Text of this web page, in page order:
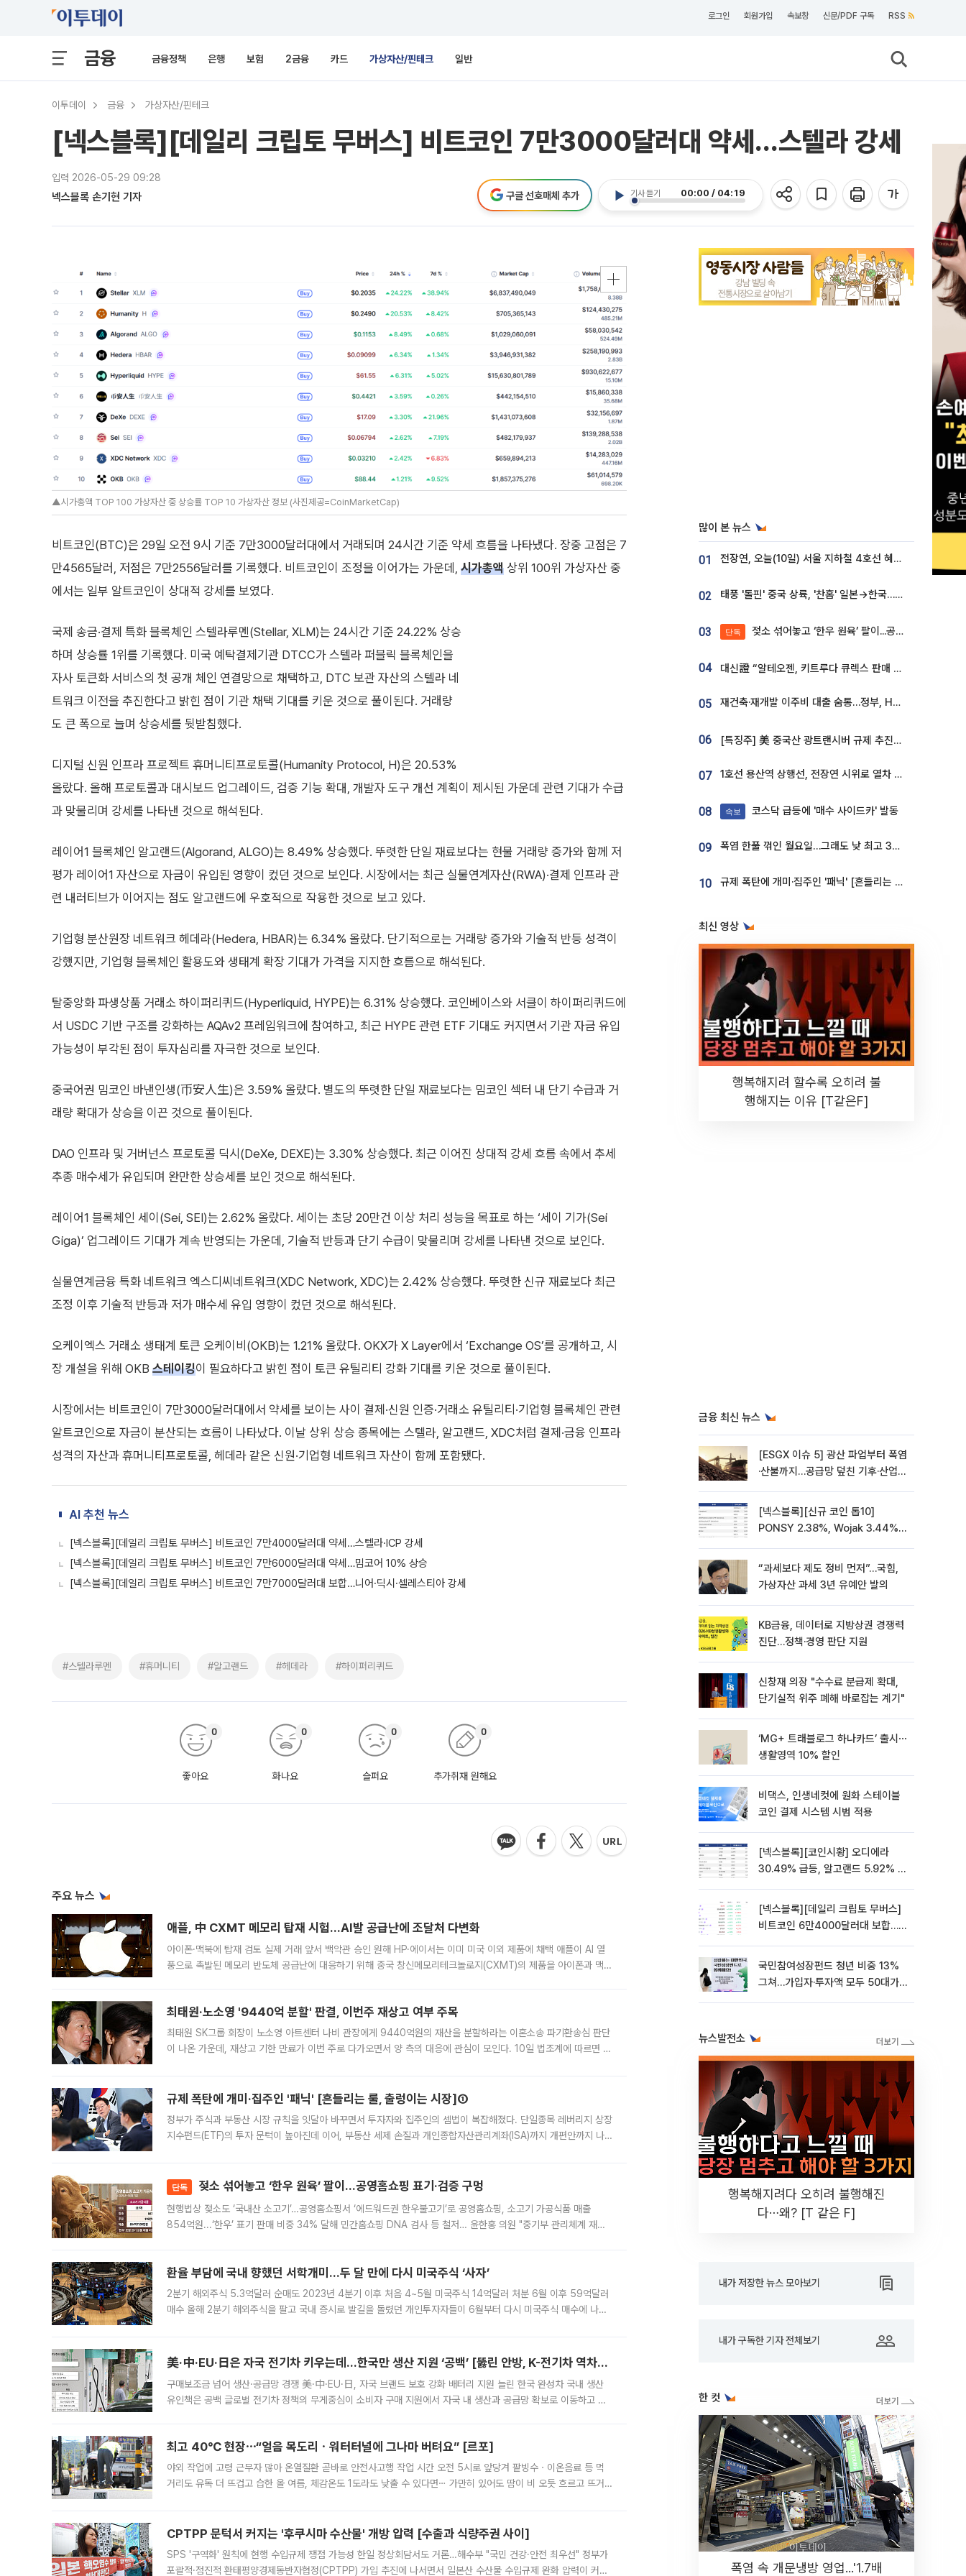
로그인 회원가입 속보창 신문/PDF 구독 RSS
금융 금융정책 은행 보험 2금융 카드 가상자산/핀테크 일반
이투데이 금융 가상자산/핀테크
[넥스블록][데일리 크립토 무버스] 비트코인 7만3000달러대 약세…스텔라 강세
입력 2026-05-29 09:28
넥스블록 손기현 기자 기사 듣기 00:00 / 04:19
구글 선호매체 추가
▲시가총액 TOP 100 가상자산 중 상승률 TOP 10 가상자산 정보 (사진제공=CoinMarketCap)
비트코인(BTC)은 29일 오전 9시 기준 7만3000달러대에서 거래되며 24시간 기준 약세 흐름을 나타냈다. 장중 고점은 7
만4565달러, 저점은 7만2556달러를 기록했다. 비트코인이 조정을 이어가는 가운데, 시가총액 상위 100위 가상자산 중
에서는 일부 알트코인이 상대적 강세를 보였다.
국제 송금·결제 특화 블록체인 스텔라루멘(Stellar, XLM)는 24시간 기준 24.22% 상승
하며 상승률 1위를 기록했다. 미국 예탁결제기관 DTCC가 스텔라 퍼블릭 블록체인을
자사 토큰화 서비스의 첫 공개 체인 연결망으로 채택하고, DTC 보관 자산의 스텔라 네
트워크 이전을 추진한다고 밝힌 점이 기관 채택 기대를 키운 것으로 풀이된다. 거래량
도 큰 폭으로 늘며 상승세를 뒷받침했다.
디지털 신원 인프라 프로젝트 휴머니티프로토콜(Humanity Protocol, H)은 20.53%
올랐다. 올해 프로토콜과 대시보드 업그레이드, 검증 기능 확대, 개발자 도구 개선 계획이 제시된 가운데 관련 기대가 수급
과 맞물리며 강세를 나타낸 것으로 해석된다.
레이어1 블록체인 알고랜드(Algorand, ALGO)는 8.49% 상승했다. 뚜렷한 단일 재료보다는 현물 거래량 증가와 함께 저
평가 레이어1 자산으로 자금이 유입된 영향이 컸던 것으로 보인다. 시장에서는 최근 실물연계자산(RWA)·결제 인프라 관
련 내러티브가 이어지는 점도 알고랜드에 우호적으로 작용한 것으로 보고 있다.
기업형 분산원장 네트워크 헤데라(Hedera, HBAR)는 6.34% 올랐다. 단기적으로는 거래량 증가와 기술적 반등 성격이
강했지만, 기업형 블록체인 활용도와 생태계 확장 기대가 가격을 지지한 흐름으로 해석된다.
탈중앙화 파생상품 거래소 하이퍼리퀴드(Hyperliquid, HYPE)는 6.31% 상승했다. 코인베이스와 서클이 하이퍼리퀴드에
서 USDC 기반 구조를 강화하는 AQAv2 프레임워크에 참여하고, 최근 HYPE 관련 ETF 기대도 커지면서 기관 자금 유입
가능성이 부각된 점이 투자심리를 자극한 것으로 보인다.
중국어권 밈코인 바낸인생(币安人生)은 3.59% 올랐다. 별도의 뚜렷한 단일 재료보다는 밈코인 섹터 내 단기 수급과 거
래량 확대가 상승을 이끈 것으로 풀이된다.
DAO 인프라 및 거버넌스 프로토콜 딕시(DeXe, DEXE)는 3.30% 상승했다. 최근 이어진 상대적 강세 흐름 속에서 추세
추종 매수세가 유입되며 완만한 상승세를 보인 것으로 해석된다.
레이어1 블록체인 세이(Sei, SEI)는 2.62% 올랐다. 세이는 초당 20만건 이상 처리 성능을 목표로 하는 ‘세이 기가(Sei
Giga)’ 업그레이드 기대가 계속 반영되는 가운데, 기술적 반등과 단기 수급이 맞물리며 강세를 나타낸 것으로 보인다.
실물연계금융 특화 네트워크 엑스디씨네트워크(XDC Network, XDC)는 2.42% 상승했다. 뚜렷한 신규 재료보다 최근
조정 이후 기술적 반등과 저가 매수세 유입 영향이 컸던 것으로 해석된다.
오케이엑스 거래소 생태계 토큰 오케이비(OKB)는 1.21% 올랐다. OKX가 X Layer에서 ‘Exchange OS’를 공개하고, 시
장 개설을 위해 OKB 스테이킹이 필요하다고 밝힌 점이 토큰 유틸리티 강화 기대를 키운 것으로 풀이된다.
시장에서는 비트코인이 7만3000달러대에서 약세를 보이는 사이 결제·신원 인증·거래소 유틸리티·기업형 블록체인 관련
알트코인으로 자금이 분산되는 흐름이 나타났다. 이날 상위 상승 종목에는 스텔라, 알고랜드, XDC처럼 결제·금융 인프라
성격의 자산과 휴머니티프로토콜, 헤데라 같은 신원·기업형 네트워크 자산이 함께 포함됐다.
AI 추천 뉴스
[넥스블록][데일리 크립토 무버스] 비트코인 7만4000달러대 약세…스텔라·ICP 강세
[넥스블록][데일리 크립토 무버스] 비트코인 7만6000달러대 약세…밈코어 10% 상승
[넥스블록][데일리 크립토 무버스] 비트코인 7만7000달러대 보합…니어·딕시·셀레스티아 강세
#스텔라루멘 #휴머니티 #알고랜드 #헤데라 #하이퍼리퀴드
좋아요
0
화나요
0
슬퍼요
0
추가취재 원해요
0
주요 뉴스
애플, 中 CXMT 메모리 탑재 시험…AI발 공급난에 조달처 다변화
아이폰·맥북에 탑재 검토 실제 거래 앞서 백악관 승인 원해 HP·에이서는 이미 미국 이외 제품에 채택 애플이 AI 열
풍으로 촉발된 메모리 반도체 공급난에 대응하기 위해 중국 창신메모리테크놀로지(CXMT)의 제품을 아이폰과 맥북
최태원·노소영 '9440억 분할' 판결, 이번주 재상고 여부 주목
최태원 SK그룹 회장이 노소영 아트센터 나비 관장에게 9440억원의 재산을 분할하라는 이혼소송 파기환송심 판단
이 나온 가운데, 재상고 기한 만료가 이번 주로 다가오면서 양 측의 대응에 관심이 모인다. 10일 법조계에 따르면 최
규제 폭탄에 개미·집주인 '패닉' [흔들리는 룰, 출렁이는 시장]①
정부가 주식과 부동산 시장 규칙을 잇달아 바꾸면서 투자자와 집주인의 셈법이 복잡해졌다. 단일종목 레버리지 상장
지수펀드(ETF)의 투자 문턱이 높아진데 이어, 부동산 세제 손질과 개인종합자산관리계좌(ISA)까지 개편안까지 나
단독 젖소 섞어놓고 ‘한우 원육’ 팔이...공영홈쇼핑 표기·검증 구멍
현행법상 젖소도 ‘국내산 소고기’…공영홈쇼핑서 ‘에드워드권 한우불고기’로 공영홈쇼핑, 소고기 가공식품 매출
854억원...‘한우’ 표기 판매 비중 34% 달해 민간홈쇼핑 DNA 검사 등 철저… 윤한홍 의원 "중기부 관리체계 재설
환율 부담에 국내 향했던 서학개미…두 달 만에 다시 미국주식 ‘사자’
2분기 해외주식 5.3억달러 순매도 2023년 4분기 이후 처음 4~5월 미국주식 14억달러 처분 6월 이후 59억달러
매수 올해 2분기 해외주식을 팔고 국내 증시로 발길을 돌렸던 개인투자자들이 6월부터 다시 미국주식 매수에 나선
美·中·EU·日은 자국 전기차 키우는데…한국만 생산 지원 ‘공백’ [뚫린 안방, K-전기차 역차별]
구매보조금 넘어 생산·공급망 경쟁 美·中·EU·日, 자국 브랜드 보호 강화 배터리 지원 늘린 한국 완성차 국내 생산
유인책은 공백 글로벌 전기차 정책의 무게중심이 소비자 구매 지원에서 자국 내 생산과 공급망 확보로 이동하고 있
최고 40℃ 현장⋯“얼음 목도리ㆍ워터터널에 그나마 버텨요” [르포]
야외 작업에 고령 근무자 많아 온열질환 곧바로 안전사고행 작업 시간 오전 5시로 앞당겨 팥빙수ㆍ이온음료 등 먹
거리도 유독 더 뜨겁고 습한 올 여름, 체감온도 1도라도 낮출 수 있다면⋯ 가만히 있어도 땀이 비 오듯 흐르고 뜨거
CPTPP 문턱서 커지는 '후쿠시마 수산물' 개방 압력 [수출과 식량주권 사이]
SPS '구역화' 원칙에 현행 수입규제 쟁점 가능성 한일 정상회담서도 거론…해수부 "국민 건강·안전 최우선" 정부가
포괄적·점진적 환태평양경제동반자협정(CPTPP) 가입 추진에 나서면서 일본산 수산물 수입규제 완화 압력이 커질
많이 본 뉴스
01 전장연, 오늘(10일) 서울 지하철 4호선 혜화역 시위…1호선 용산역 무정차
02 태풍 '돌핀' 중국 상륙, '찬홈' 일본→한국…각국 기상청 예상 경로는?
03 단독 젖소 섞어놓고 ‘한우 원육’ 팔이...공영홈쇼핑 표기·검증 구멍
04 대신證 “알테오젠, 키트루다 큐렉스 판매 3배 급증…목표가 41만원 상향”
05 재건축·재개발 이주비 대출 숨통…정부, HF 보증 신설 추진
06 [특징주] 美 중국산 광트랜시버 규제 추진에 대한광통신 등 광통신株 강세
07 1호선 용산역 상행선, 전장연 시위로 열차 무정차 운행
08 속보 코스닥 급등에 '매수 사이드카' 발동
09 폭염 한풀 꺾인 월요일…그래도 낮 최고 34도 [날씨]
10 규제 폭탄에 개미·집주인 '패닉' [흔들리는 룰, 출렁이는 시장]①
최신 영상
행복해지려 할수록 오히려 불
행해지는 이유 [T같은F]
금융 최신 뉴스
[ESGX 이슈 5] 광산 파업부터 폭염
·산불까지…공급망 덮친 기후·산업
[넥스블록][신규 코인 톱10]
PONSY 2.38%, Wojak 3.44%
“과세보다 제도 정비 먼저”…국힘,
가상자산 과세 3년 유예안 발의
KB금융, 데이터로 지방상권 경쟁력
진단…정책·경영 판단 지원
신창재 의장 "수수료 분급제 확대,
단기실적 위주 폐해 바로잡는 계기"
‘MG+ 트래블로그 하나카드’ 출시⋯
생활영역 10% 할인
비댁스, 인생네컷에 원화 스테이블
코인 결제 시스템 시범 적용
[넥스블록][코인시황] 오디에라
30.49% 급등, 알고랜드 5.92% 하
[넥스블록][데일리 크립토 무버스]
비트코인 6만4000달러대 보합…
국민참여성장펀드 청년 비중 13%
그쳐…가입자·투자액 모두 50대가
뉴스발전소
행복해지려다 오히려 불행해진
다⋯왜? [T 같은 F]
내가 저장한 뉴스 모아보기
내가 구독한 기자 전체보기
한 컷
폭염 속 개문냉방 영업...'1.7배